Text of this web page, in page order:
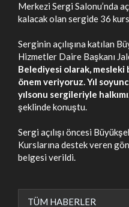
Merkezi Sergi Salonu’nda
kalacak olan sergide 36
Serginin açılışına katılan
Hizmetler Daire Başkanı
Belediyesi olarak, mesleki
önem veriyoruz. Yıl
yılsonu sergileriyle
şeklinde konuştu.
Sergi açılışı öncesi
Kurslarına destek veren
belgesi verildi.
TÜM HABERLER